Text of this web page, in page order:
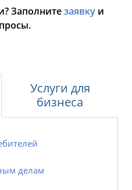
Заполнитезаявку и
Услуги для
бизнеса
делам